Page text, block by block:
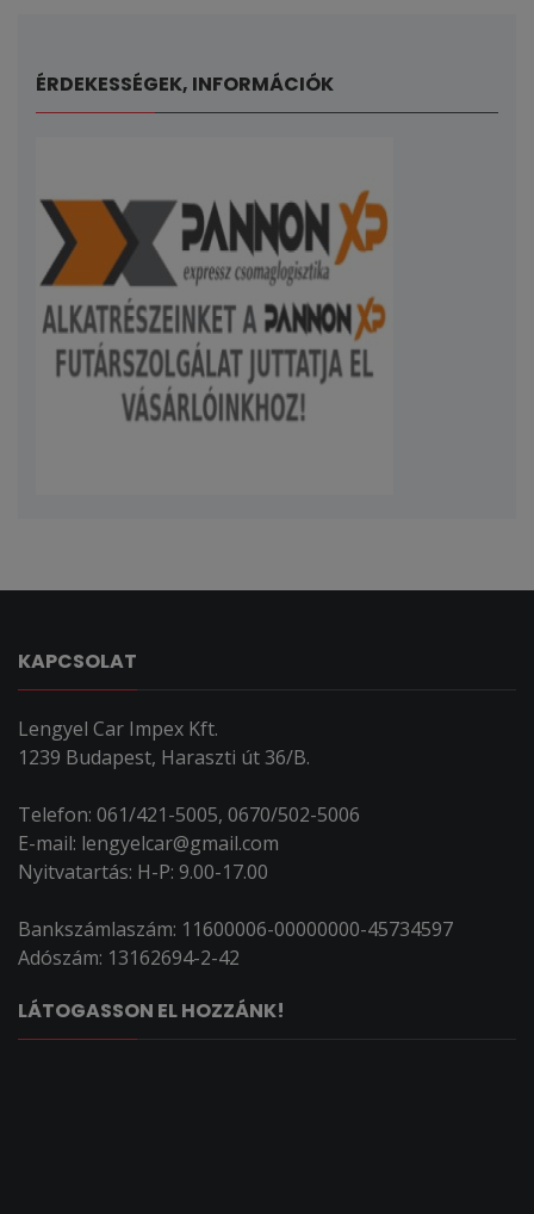
ÉRDEKESSÉGEK, INFORMÁCIÓK
KAPCSOLAT
Lengyel Car Impex Kft.
1239 Budapest, Haraszti út 36/B.
Telefon: 061/421-5005, 0670/502-5006
E-mail: lengyelcar@gmail.com
Nyitvatartás: H-P: 9.00-17.00
Bankszámlaszám: 11600006-00000000-45734597
Adószám: 13162694-2-42
LÁTOGASSON EL HOZZÁNK!